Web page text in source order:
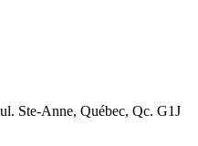
Ste-Anne, Québec, Qc. G1J